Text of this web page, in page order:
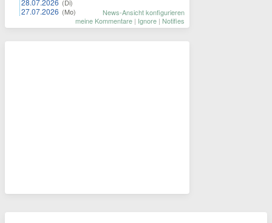
28.07.2026 (Di)
27.07.2026 (Mo)
News-Ansicht konfigurieren
meine Kommentare | Ignore | Notifies